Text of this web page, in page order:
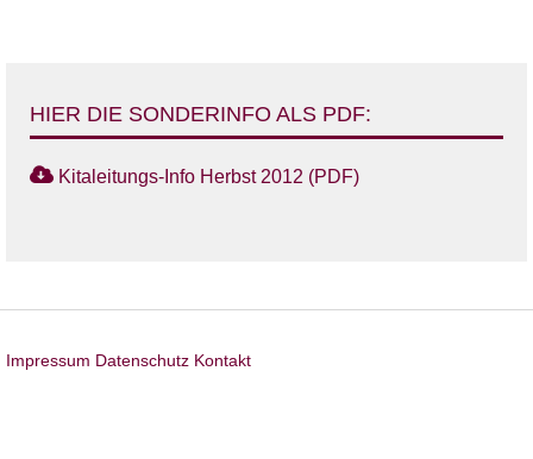
HIER DIE SONDERINFO ALS PDF:
Kitaleitungs-Info Herbst 2012 (PDF)
Impressum Datenschutz Kontakt